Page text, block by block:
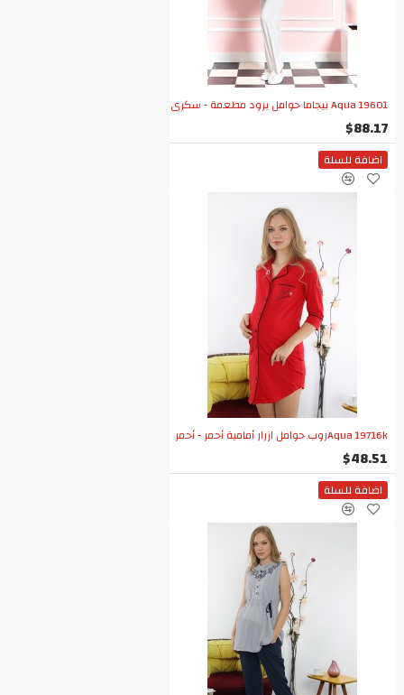
Aqua 19601 بيجاما حوامل برود مطعمة - سكري
$88.17
اضافة للسلة
Aqua 19716kروب حوامل ازرار أمامية أحمر - أحمر
$48.51
اضافة للسلة